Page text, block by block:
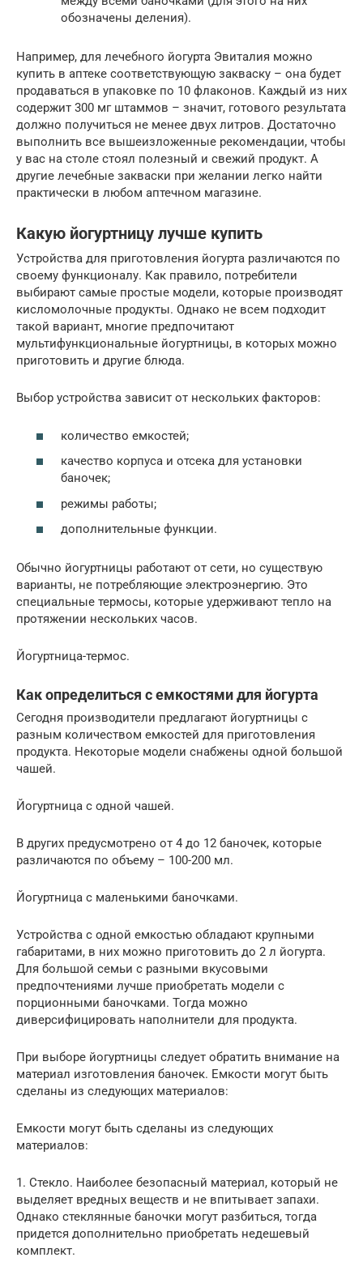
обозначены деления).
Например, для лечебного йогурта Эвиталия можно
купить в аптеке соответствующую закваску – она будет
продаваться в упаковке по 10 флаконов. Каждый из них
содержит 300 мг штаммов – значит, готового результата
должно получиться не менее двух литров. Достаточно
выполнить все вышеизложенные рекомендации, чтобы
у вас на столе стоял полезный и свежий продукт. А
другие лечебные закваски при желании легко найти
практически в любом аптечном магазине.
Какую йогуртницу лучше купить
Устройства для приготовления йогурта различаются по
своему функционалу. Как правило, потребители
выбирают самые простые модели, которые производят
кисломолочные продукты. Однако не всем подходит
такой вариант, многие предпочитают
мультифункциональные йогуртницы, в которых можно
приготовить и другие блюда.
Выбор устройства зависит от нескольких факторов:
количество емкостей;
качество корпуса и отсека для установки
баночек;
режимы работы;
дополнительные функции.
Обычно йогуртницы работают от сети, но существую
варианты, не потребляющие электроэнергию. Это
специальные термосы, которые удерживают тепло на
протяжении нескольких часов.
Йогуртница-термос.
Как определиться с емкостями для йогурта
Сегодня производители предлагают йогуртницы с
разным количеством емкостей для приготовления
продукта. Некоторые модели снабжены одной большой
чашей.
Йогуртница с одной чашей.
В других предусмотрено от 4 до 12 баночек, которые
различаются по объему – 100-200 мл.
Йогуртница с маленькими баночками.
Устройства с одной емкостью обладают крупными
габаритами, в них можно приготовить до 2 л йогурта.
Для большой семьи с разными вкусовыми
предпочтениями лучше приобретать модели с
порционными баночками. Тогда можно
диверсифицировать наполнители для продукта.
При выборе йогуртницы следует обратить внимание на
материал изготовления баночек. Емкости могут быть
сделаны из следующих материалов:
Емкости могут быть сделаны из следующих
материалов:
1. Стекло. Наиболее безопасный материал, который не
выделяет вредных веществ и не впитывает запахи.
Однако стеклянные баночки могут разбиться, тогда
придется дополнительно приобретать недешевый
комплект.